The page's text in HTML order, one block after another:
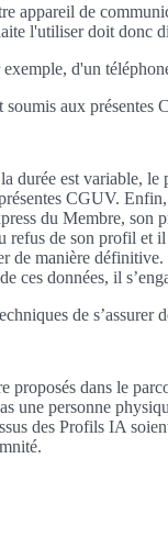
de
l'utiliser doit donc
d'un
soumis aux présentes
est variable,
CGUV.
du Membre, son
de son profil
manière
données, il
de
dans le
une personne
des Profils IA